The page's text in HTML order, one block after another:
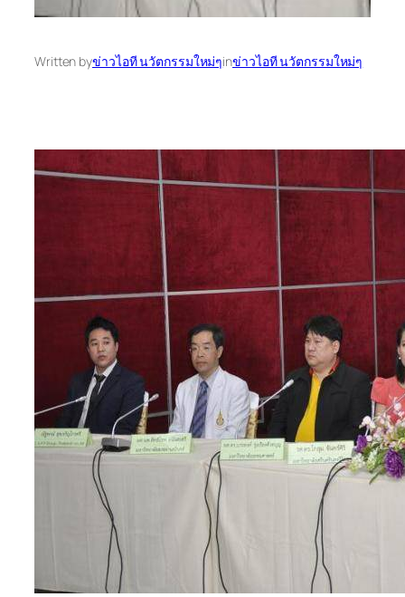
Written byข่าวไอที นวัตกรรมใหม่ๆinข่าวไอที นวัตกรรมใหม่ๆ